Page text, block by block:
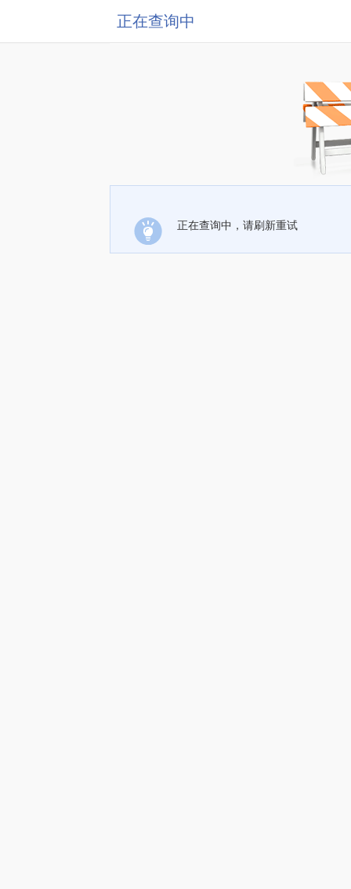
正在查询中
正在查询中，请刷新重试